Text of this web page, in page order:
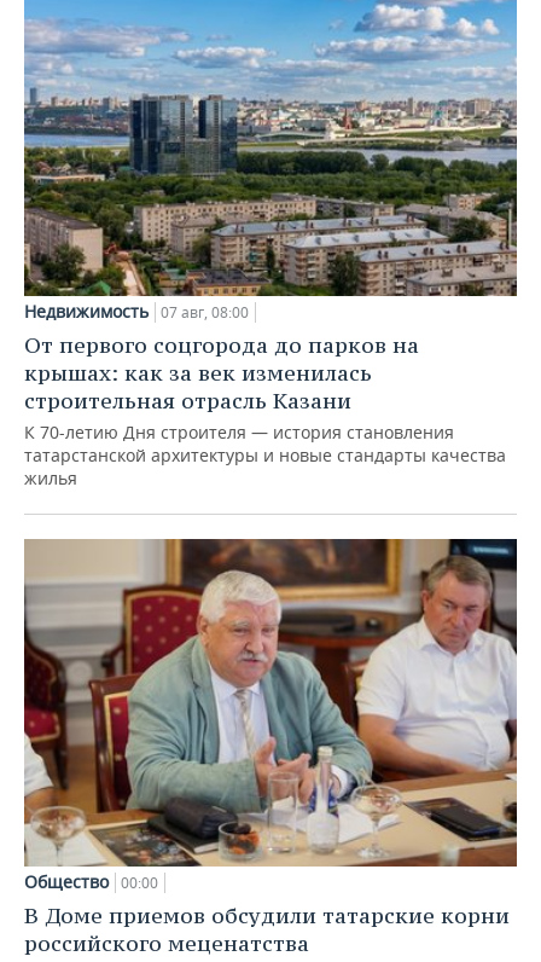
Недвижимость 07 авг, 08:00
От первого соцгорода до парков на
крышах: как за век изменилась
строительная отрасль Казани
К 70-летию Дня строителя — история становления
татарстанской архитектуры и новые стандарты качества
жилья
Общество 00:00
В Доме приемов обсудили татарские корни
российского меценатства